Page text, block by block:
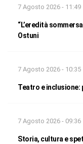
7 Agosto 2026 - 11:49
“L’eredità
Ostuni
7 Agosto 2026 - 10:35
Teatro e
7 Agosto 2026 - 09:36
Storia, cultura e